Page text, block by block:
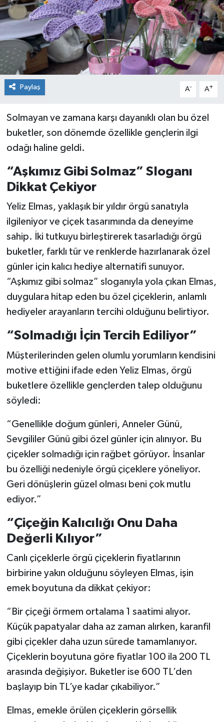
Paylaş A- A+
Solmayan ve zamana karşı dayanıklı olan bu özel
buketler, son dönemde özellikle gençlerin ilgi
odağı haline geldi.
“Aşkımız Gibi Solmaz” Sloganı
Dikkat Çekiyor
Yeliz Elmas, yaklaşık bir yıldır örgü sanatıyla
ilgileniyor ve çiçek tasarımında da deneyime
sahip. İki tutkuyu birleştirerek tasarladığı örgü
buketler, farklı tür ve renklerde hazırlanarak özel
günler için kalıcı hediye alternatifi sunuyor.
“Aşkımız gibi solmaz” sloganıyla yola çıkan Elmas,
duygulara hitap eden bu özel çiçeklerin, anlamlı
hediyeler arayanların tercihi olduğunu belirtiyor.
“Solmadığı İçin Tercih Ediliyor”
Müşterilerinden gelen olumlu yorumların kendisini
motive ettiğini ifade eden Yeliz Elmas, örgü
buketlere özellikle gençlerden talep olduğunu
söyledi:
“Genellikle doğum günleri, Anneler Günü,
Sevgililer Günü gibi özel günler için alınıyor. Bu
çiçekler solmadığı için rağbet görüyor. İnsanlar
bu özelliği nedeniyle örgü çiçeklere yöneliyor.
Geri dönüşlerin güzel olması beni çok mutlu
ediyor.”
“Çiçeğin Kalıcılığı Onu Daha
Değerli Kılıyor”
Canlı çiçeklerle örgü çiçeklerin fiyatlarının
birbirine yakın olduğunu söyleyen Elmas, işin
emek boyutuna da dikkat çekiyor:
“Bir çiçeği örmem ortalama 1 saatimi alıyor.
Küçük papatyalar daha az zaman alırken, karanfil
gibi çiçekler daha uzun sürede tamamlanıyor.
Çiçeklerin boyutuna göre fiyatlar 100 ila 200 TL
arasında değişiyor. Buketler ise 600 TL’den
başlayıp bin TL’ye kadar çıkabiliyor.”
Elmas, emekle örülen çiçeklerin görsellik